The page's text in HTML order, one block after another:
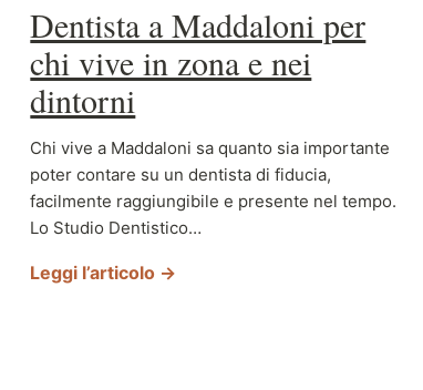
Dentista a Maddaloni per
chi vive in zona e nei
dintorni
Chi vive a Maddaloni sa quanto sia importante
poter contare su un dentista di fiducia,
facilmente raggiungibile e presente nel tempo.
Lo Studio Dentistico…
Leggi l’articolo →